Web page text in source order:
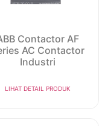
Contactor AF
AC Contactor
Industri
LIHAT DETAIL PRODUK